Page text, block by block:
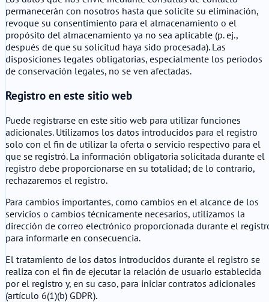
permanecerán con nosotros hasta que solicite su eliminación,
revoque su consentimiento para el almacenamiento o el
propósito del almacenamiento ya no sea aplicable (p. ej.,
después de que su solicitud haya sido procesada). Las
disposiciones legales obligatorias, especialmente los periodos
de conservación legales, no se ven afectadas.
Registro en este sitio web
Puede registrarse en este sitio web para utilizar funciones
adicionales. Utilizamos los datos introducidos para el registro
solo con el fin de utilizar la oferta o servicio respectivo para el
que se registró. La información obligatoria solicitada durante el
registro debe proporcionarse en su totalidad; de lo contrario,
rechazaremos el registro.
Para cambios importantes, como cambios en el alcance de los
servicios o cambios técnicamente necesarios, utilizamos la
dirección de correo electrónico proporcionada durante el
para informarle en consecuencia.
El tratamiento de los datos introducidos durante el registro se
realiza con el fin de ejecutar la relación de usuario establecida
por el registro y, en su caso, para iniciar contratos adicionales
(artículo 6(1)(b) GDPR).